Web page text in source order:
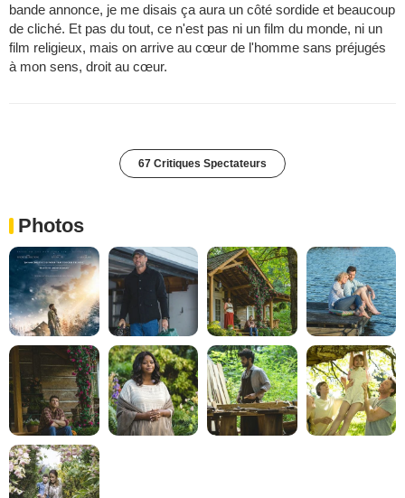
bande annonce, je me disais ça aura un côté sordide et beaucoup
de cliché. Et pas du tout, ce n'est pas ni un film du monde, ni un
film religieux, mais on arrive au cœur de l'homme sans préjugés
à mon sens, droit au cœur.
67 Critiques Spectateurs
Photos